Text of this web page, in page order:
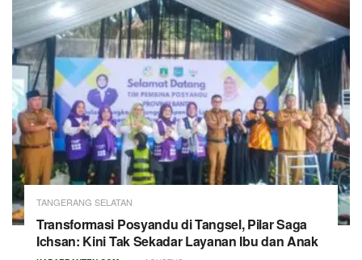
TANGERANG SELATAN
Transformasi Posyandu di Tangsel, Pilar Saga
Ichsan: Kini Tak Sekadar Layanan Ibu dan Anak